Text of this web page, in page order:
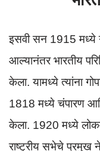
इसवी सन 1915 मध्ये
आल्यानंतर भारतीय
केला. यामध्ये त्यांना
1818 मध्ये चंपारण
केला. 1920 मध्ये
राष्ट्रीय सभेचे प्रमुख